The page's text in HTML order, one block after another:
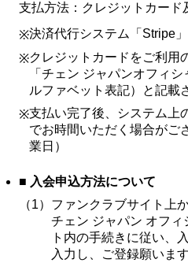
支払方法：クレジットカード
※決済代行システム「Stripe
※クレジットカードをご利用
「チェン ジャパンオフィ
ルファベット表記）と記載
※支払い完了後、システム上
でお時間いただく場合がご
業日）
■ 入会申込方法について
（1） ファンクラブサイト上
チェン ジャパン オフィ
ト内の手続きに従い、
入力し、ご登録願います